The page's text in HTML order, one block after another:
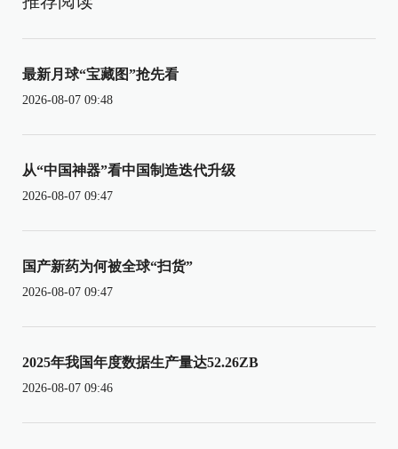
最新月球“宝藏图”抢先看
2026-08-07 09:48
从“中国神器”看中国制造迭代升级
2026-08-07 09:47
国产新药为何被全球“扫货”
2026-08-07 09:47
2025年我国年度数据生产量达52.26ZB
2026-08-07 09:46